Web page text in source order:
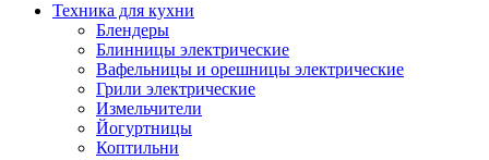
Техника для кухни
Блендеры
Блинницы электрические
Вафельницы и орешницы электрические
Грили электрические
Измельчители
Йогуртницы
Коптильни